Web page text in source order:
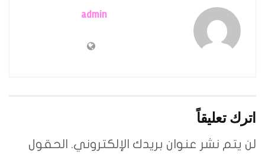
admin
اترك تعليقاً
لن يتم نشر عنوان بريدك الإلكتروني. الحقول